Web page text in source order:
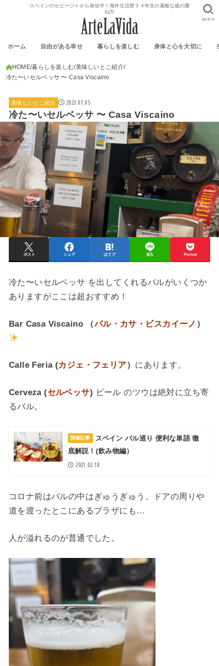
スペインのセビージャから発信中！海外生活歴３４年生の素敵な歳の重
ね方
ホーム 自由がある幸せ 暮らしを楽しむ 身体と心を大切に
SEARCH
HOME 暮らしを楽しむ 美味しいとこ紹介
冷た〜いセルベッサ 〜 Casa Viscaino
美味しいとこ紹介 2023.07.05
冷た〜いセルベッサ 〜 Casa Viscaino
ポスト シェア はてブ 送る Pocket
冷た〜いセルベッサ を出してくれるバルがいくつか
ありますがここは超おすすめ！
Bar Casa Viscaino （バル・カサ・ビスカイーノ ）
Calle Feria (カジェ・フェリア） にあります。
Cerveza (セルベッサ) ビール のツウは絶対に立ち寄
るバル。
関連記事
スペイン バル巡り 便利な単語 徹
底解説！(飲み物編）
2021.02.18
コロナ前はバルの中はぎゅうぎゅう、ドアの周りや
道を渡ったとこにあるプラザにも…
人が溢れるのが普通でした。